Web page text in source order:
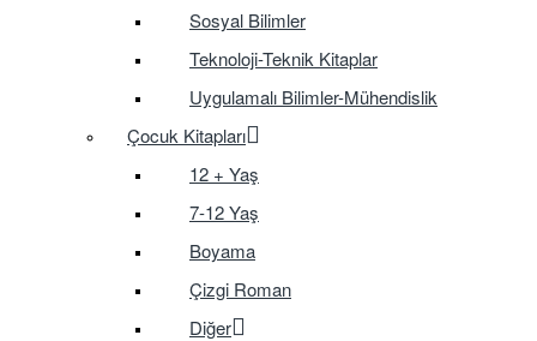
Sosyal Bilimler
Teknoloji-Teknik Kitaplar
Uygulamalı Bilimler-Mühendislik
Çocuk Kitapları
12 + Yaş
7-12 Yaş
Boyama
Çizgi Roman
Diğer